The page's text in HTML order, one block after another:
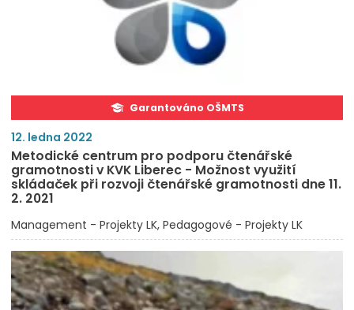
Garantováno OŠMTS
12. ledna 2022
Metodické centrum pro podporu čtenářské
gramotnosti v KVK Liberec - Možnost využití
skládaček při rozvoji čtenářské gramotnosti dne 11.
2. 2021
Management - Projekty LK Pedagogové - Projekty LK